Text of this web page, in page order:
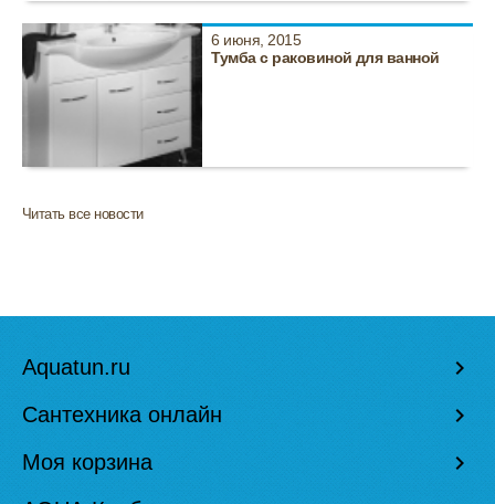
6 июня, 2015
Тумба с раковиной для ванной
Читать все новости
Aquatun.ru keyboard_arrow_right
Сантехника онлайн keyboard_arrow_right
Моя корзина keyboard_arrow_right